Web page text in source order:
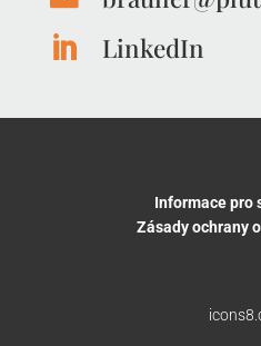
 LinkedIn
Informace pro
Zásady ochrany